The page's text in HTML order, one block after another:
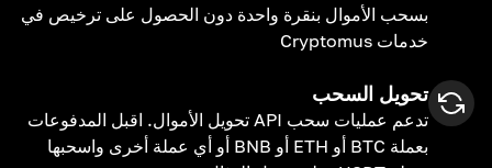
بسحب الأموال بنقرة واحدة دون الحصول على ترخيص في
خدمات Cryptomus
تحويل السحب
تدعم عمليات سحب API تحويل الأموال. اقبل المدفوعات
بعملة BTC أو ETH أو BNB أو أي عملة أخرى واسحبها